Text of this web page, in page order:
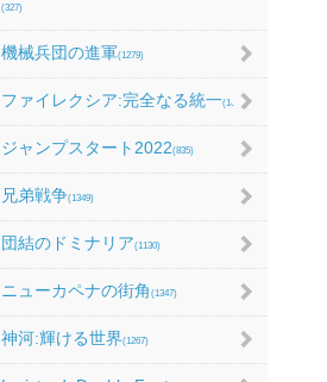
(327)
機械兵団の進軍(1279)
ファイレクシア:完全なる統一(1067)
ジャンプスタート2022(835)
兄弟戦争(1349)
団結のドミナリア(1130)
ニューカペナの街角 (1347)
神河:輝ける世界(1267)